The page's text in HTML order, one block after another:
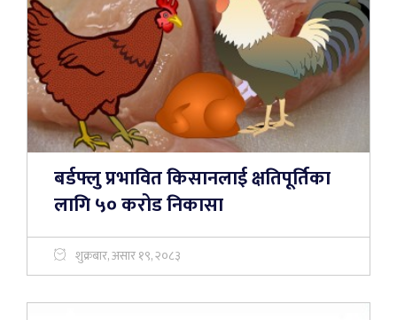
बर्डफ्लु प्रभावित किसानलाई क्षतिपूर्तिका
लागि ५० करोड निकासा
शुक्रबार, असार १९, २०८३